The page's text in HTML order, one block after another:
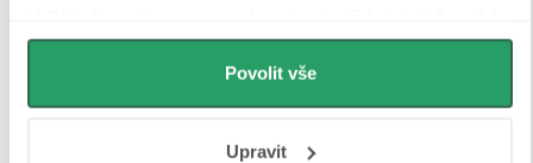
můžeme používat cookies pro analytiku a
personalizovanou reklamu. Jak Google zpracovává
osobní údaje najdete na stránkách
Povolit vše
Upravit